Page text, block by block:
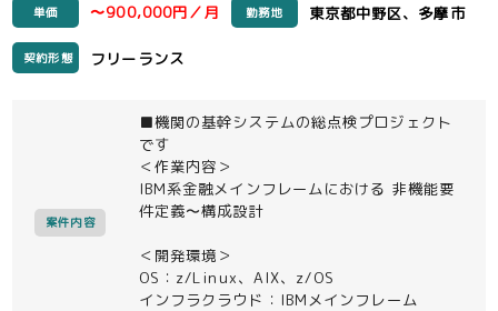
単価 〜900,000円／月 勤務地 東京都中野区、多摩市
契約形態 フリーランス
案件内容
■機関の基幹システムの総点検プロジェクト
です
＜作業内容＞
IBM系金融メインフレームにおける 非機能要
件定義〜構成設計
＜開発環境＞
OS：z/Linux、AIX、z/OS
インフラクラウド：IBMメインフレーム